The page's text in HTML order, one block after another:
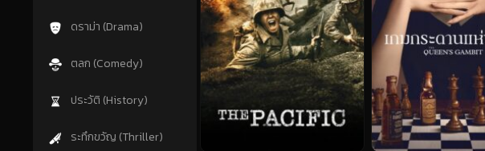
ดราม่า (Drama)
ตลก (Comedy)
ประวัติ (History)
ระทึกขวัญ (Thriller)